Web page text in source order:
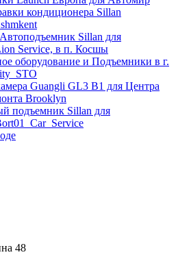
кондиционера Sillan
Sillan для
Service, в п. Косшы
оборудование и Подъемники в г.
Guangli GL3 B1 для Центра
Brooklyn
подъемник Sillan для
48